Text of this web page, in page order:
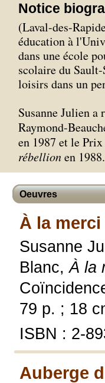
Notice
(Laval-des-
éducation à
dans une école
scolaire du
loisirs dans un
Susanne Julien
Raymond-
en 1987 et le
rébellionen 1988.
Oeuvres
À la
Susanne
Blanc,À la
79 p. ; 18
ISBN : 2-
Auberge